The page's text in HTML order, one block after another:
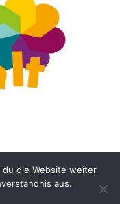
gGmbH
du die Website weiter
aus.